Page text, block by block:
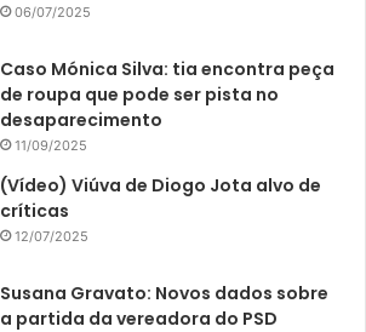
06/07/2025
Caso Mónica Silva: tia encontra peça
de roupa que pode ser pista no
desaparecimento
11/09/2025
(Vídeo) Viúva de Diogo Jota alvo de
críticas
12/07/2025
Susana Gravato: Novos dados sobre
a partida da vereadora do PSD